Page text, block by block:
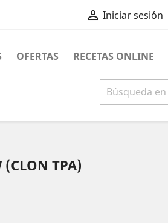
 Iniciar sesión
OFERTAS RECETAS ONLINE
(CLON TPA)